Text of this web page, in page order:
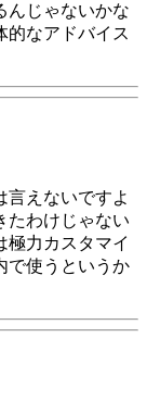
んじゃないかな
的なアドバイス
言えないですよ
たわけじゃない
極力カスタマイ
で使うというか